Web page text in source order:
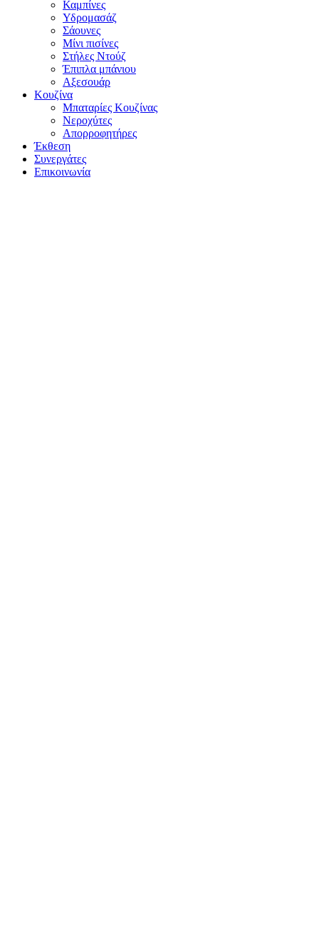
Καμπίνες
Υδρομασάζ
Σάουνες
Μίνι πισίνες
Στήλες Ντούζ
Έπιπλα μπάνιου
Αξεσουάρ
Κουζίνα
Μπαταρίες Κουζίνας
Νεροχύτες
Απορροφητήρες
Έκθεση
Συνεργάτες
Επικοινωνία